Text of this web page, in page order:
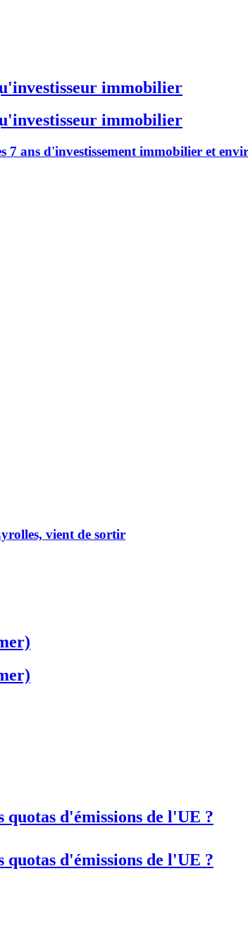
immobilier
immobilier
ans d'investissement immobilier et
vient de sortir
d'émissions de l'UE ?
d'émissions de l'UE ?